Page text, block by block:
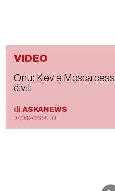
VIDEO
Onu: Kiev e Mosca
civili
di ASKANEWS
07/08/2026 20:00